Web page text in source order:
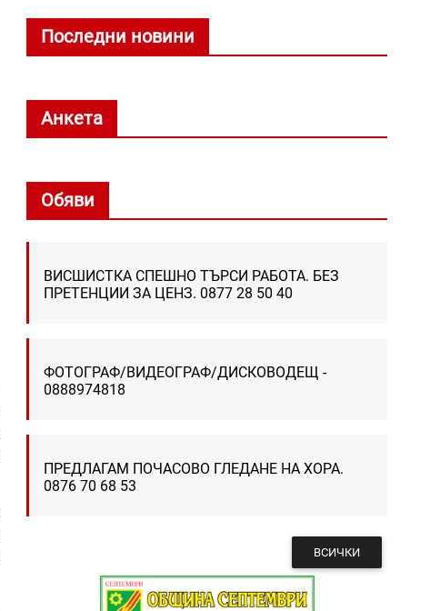
Последни новини
Анкета
Обяви
ВИСШИСТКА СПЕШНО ТЪРСИ РАБОТА. БЕЗ
ПРЕТЕНЦИИ ЗА ЦЕНЗ. 0877 28 50 40
ФОТОГРАФ/ВИДЕОГРАФ/ДИСКОВОДЕЩ -
0888974818
ПРЕДЛАГАМ ПОЧАСОВО ГЛЕДАНЕ НА ХОРА.
0876 70 68 53
ВСИЧКИ